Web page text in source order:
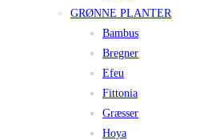
GRØNNE PLANTER
Bambus
Bregner
Efeu
Fittonia
Græsser
Hoya